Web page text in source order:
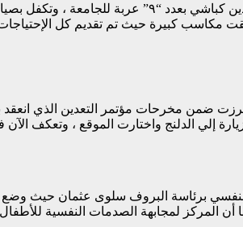
كشف مدير جامعة الدلنج عن تبرع عضو مجلس
مكاسب كبيرة حيث تم تقديم كل
ضمن مخرحات مؤتمر التعدين الذي
إلي الدلنج واختارت الموقع ، وتعكف
برئاسة البروف سلوى عثمان حيث وضع
أن المركز لمجابهة الصدمات النفسية